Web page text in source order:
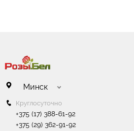
Минск
Круглосуточно
+375 (17) 388-61-92
+375 (29) 362-91-92